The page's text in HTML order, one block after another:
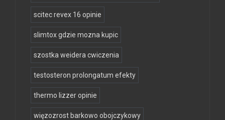
scitec revex 16 opinie
slimtox gdzie mozna kupic
szostka weidera cwiczenia
testosteron prolongatum efekty
thermo lizzer opinie
więzozrost barkowo obojczykowy